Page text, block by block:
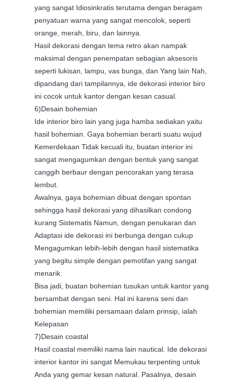
yang sangat Idiosinkratis terutama dengan beragam
penyatuan warna yang sangat mencolok, seperti
orange, merah, biru, dan lainnya.
Hasil dekorasi dengan tema retro akan nampak
maksimal dengan penempatan sebagian aksesoris
seperti lukisan, lampu, vas bunga, dan Yang lain Nah,
dipandang dari tampilannya, ide dekorasi interior biro
ini cocok untuk kantor dengan kesan casual.
6)Desain bohemian
Ide interior biro lain yang juga hamba sediakan yaitu
hasil bohemian. Gaya bohemian berarti suatu wujud
Kemerdekaan Tidak kecuali itu, buatan interior ini
sangat mengagumkan dengan bentuk yang sangat
canggih berbaur dengan pencorakan yang terasa
lembut.
Awalnya, gaya bohemian dibuat dengan spontan
sehingga hasil dekorasi yang dihasilkan condong
kurang Sistematis Namun, dengan penukaran dan
Adaptasi ide dekorasi ini berbunga dengan cukup
Mengagumkan lebih-lebih dengan hasil sistematika
yang begitu simple dengan pemotifan yang sangat
menarik.
Bisa jadi, buatan bohemian tusukan untuk kantor yang
bersambat dengan seni. Hal ini karena seni dan
bohemian memiliki persamaan dalam prinsip, ialah
Kelepasan
7)Desain coastal
Hasil coastal memiliki nama lain nautical. Ide dekorasi
interior kantor ini sangat Memukau terpenting untuk
Anda yang gemar kesan natural. Pasalnya, desain